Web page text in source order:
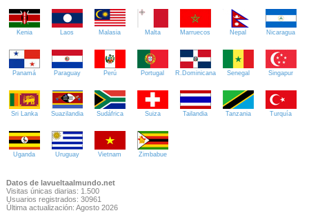
Kenia Laos Malasia Malta Marruecos Nepal Nicaragua
Panamá Paraguay Perú Portugal R.Dominicana Senegal Singapur
Sri Lanka Suazilandia Sudáfrica Suiza Tailandia Tanzania Turquía
Uganda Uruguay Vietnam Zimbabue
Datos de lavueltaalmundo.net
Visitas únicas diarias: 1.500
Usuarios registrados: 30961
Última actualización: Agosto 2026